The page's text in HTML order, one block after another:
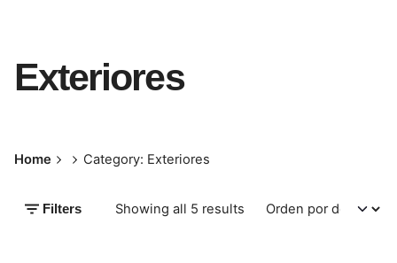
Exteriores
Home Category: Exteriores
Filters Showing all 5 results